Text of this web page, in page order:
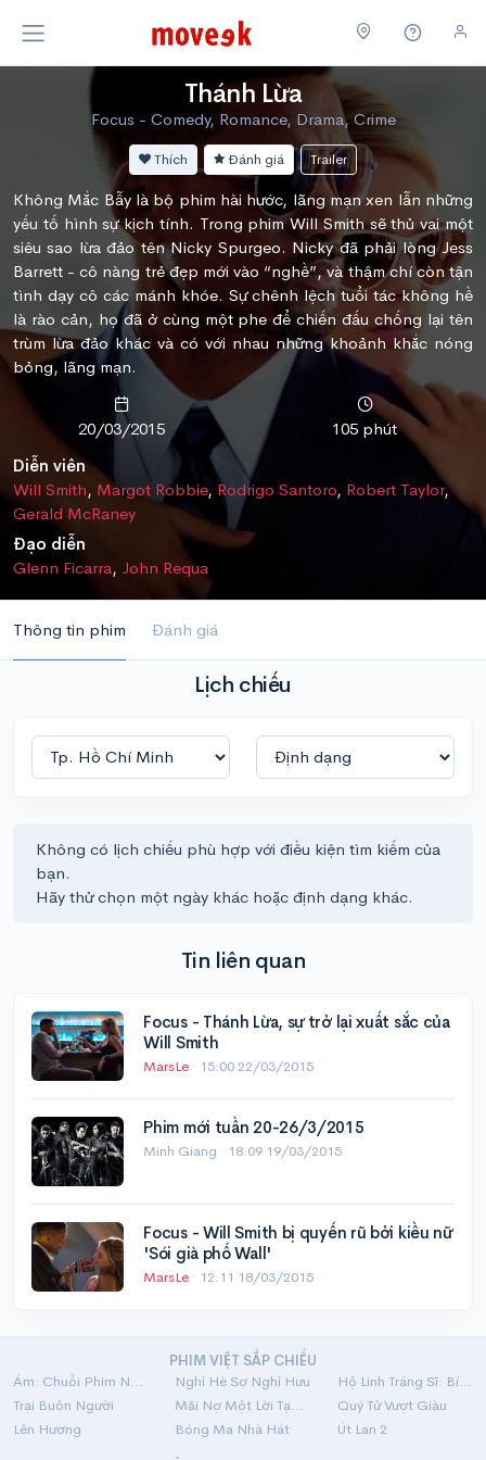
Thánh Lừa
Focus - Comedy, Romance, Drama, Crime
Thích Đánh giá Trailer
Không Mắc Bẫy là bộ phim hài hước, lãng mạn xen lẫn những
yếu tố hình sự kịch tính. Trong phim Will Smith sẽ thủ vai một
siêu sao lừa đảo tên Nicky Spurgeo. Nicky đã phải lòng Jess
Barrett - cô nàng trẻ đẹp mới vào “nghề”, và thậm chí còn tận
tình dạy cô các mánh khóe. Sự chênh lệch tuổi tác không hề
là rào cản, họ đã ở cùng một phe để chiến đấu chống lại tên
trùm lừa đảo khác và có với nhau những khoảnh khắc nóng
bỏng, lãng mạn.
20/03/2015
105 phút
Diễn viên
Will Smith, Margot Robbie, Rodrigo Santoro, Robert Taylor,
Gerald McRaney
Đạo diễn
Glenn Ficarra, John Requa
Thông tin phim Đánh giá
Lịch chiếu
Không có lịch chiếu phù hợp với điều kiện tìm kiếm của
bạn.
Hãy thử chọn một ngày khác hoặc định dạng khác.
Tin liên quan
Focus - Thánh Lừa, sự trở lại xuất sắc của
Will Smith
MarsLe · 15:00 22/03/2015
Phim mới tuần 20-26/3/2015
Minh Giang · 18:09 19/03/2015
Focus - Will Smith bị quyến rũ bởi kiều nữ
'Sói già phố Wall'
MarsLe · 12:11 18/03/2015
PHIM VIỆT SẮP CHIẾU
Ám: Chuỗi Phim Ngắn Linh Dị
Nghỉ Hè Sợ Nghỉ Hưu
Hộ Linh Tráng Sĩ: Bí Ẩn Mộ Vua Đinh
Trại Buôn Người
Mãi Nợ Một Lời Tạm Biệt
Quý Tử Vượt Giàu
Lên Hương
Bóng Ma Nhà Hát
Út Lan 2